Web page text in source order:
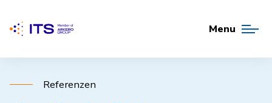
Menu
Referenzen